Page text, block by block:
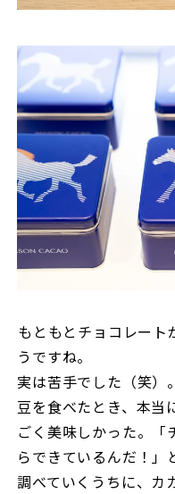
――もともとチョコレー
うですね。
実は苦手でした（笑）
豆を食べたとき、本当
ごく美味しかった。「
らできているんだ！」
調べていくうちに、カ